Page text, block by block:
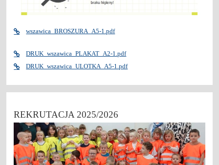
wszawica_BROSZURA_A5-1.pdf
DRUK_wszawica_PLAKAT_A2-1.pdf
DRUK_wszawica_ULOTKA_A5-1.pdf
REKRUTACJA 2025/2026